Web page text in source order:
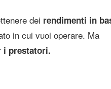
dei rendimenti in
in cui vuoi operare. Ma
i prestatori.